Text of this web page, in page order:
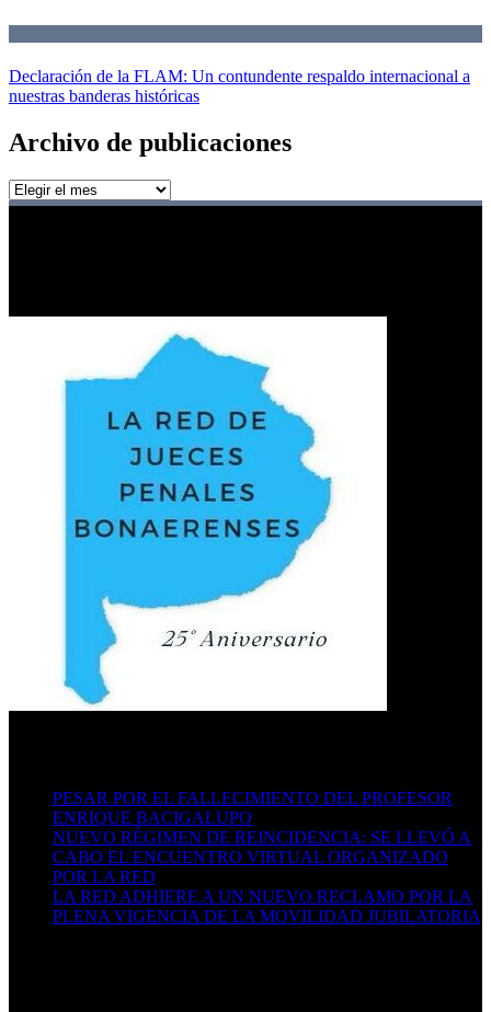
Declaración de la FLAM: Un contundente respaldo internacional a
nuestras banderas históricas
Archivo de publicaciones
Archivo
de
PESAR POR EL FALLECIMIENTO DEL PROFESOR
ENRIQUE BACIGALUPO
NUEVO RÉGIMEN DE REINCIDENCIA: SE LLEVÓ A
CABO EL ENCUENTRO VIRTUAL ORGANIZADO
POR LA RED
LA RED ADHIERE A UN NUEVO RECLAMO POR LA
PLENA VIGENCIA DE LA MOVILIDAD JUBILATORIA